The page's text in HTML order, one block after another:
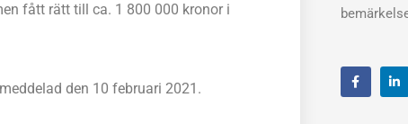
fått rätt till ca. 1 800 000 kronor i
den 10 februari 2021.
F
a
c
L
i
n